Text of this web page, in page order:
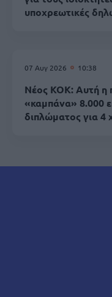
υποχρεωτικές
07 Αυγ 2026 10:38
Νέος ΚΟΚ: Αυτή η
«καμπάνα» 8.000
διπλώματος για 4